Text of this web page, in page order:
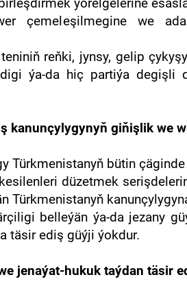
ýörelgelerine
çemeleşilmegine we
reňki, jynsy, gelip
ýa-da hiç partiýa degişli
kanunçylygynyň giňişlik we
Türkmenistanyň bütin çäginde
düzetmek
Türkmenistanyň
belleýän ýa-da jezany
täsir ediş güýji ýokdur.
jenaýat-hukuk taýdan täsir